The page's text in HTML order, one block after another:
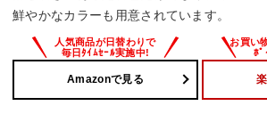
鮮やかなカラーも用意されています。
Amazonで見る